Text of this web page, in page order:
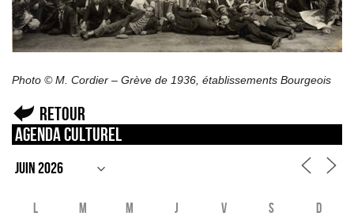
Photo © M. Cordier – Grève de 1936, établissements Bourgeois
Retour
Agenda culturel
L M M J V S D